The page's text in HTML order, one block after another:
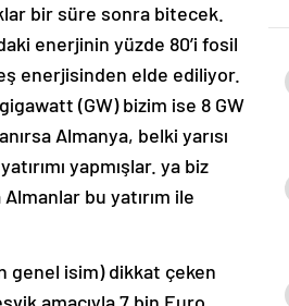
bir süre sonra bitecek.
enerjinin yüzde 80’i fosil
enerjisinden elde ediliyor.
(GW) bizim ise 8 GW
Almanya, belki yarısı
yapmışlar. ya biz
bu yatırım ile
genel isim) dikkat çeken